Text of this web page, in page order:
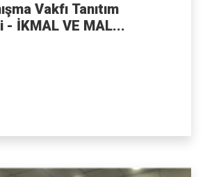
Vakfı Tanıtım
- İKMAL VE MAL...